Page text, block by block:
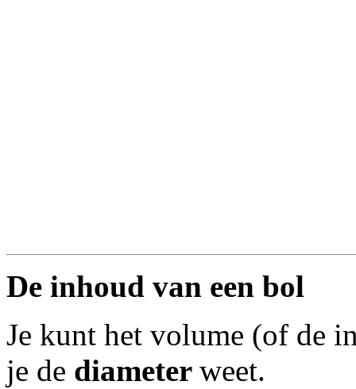
De inhoud van een bol
Je kunt het volume (of de
je de diameter weet.